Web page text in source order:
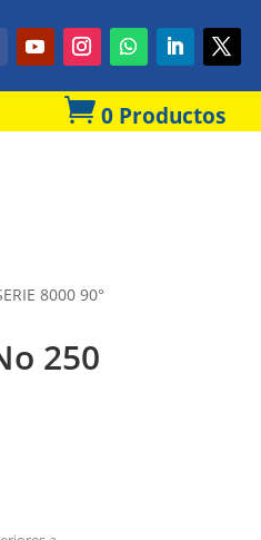
 0 Productos
8000 90°
250